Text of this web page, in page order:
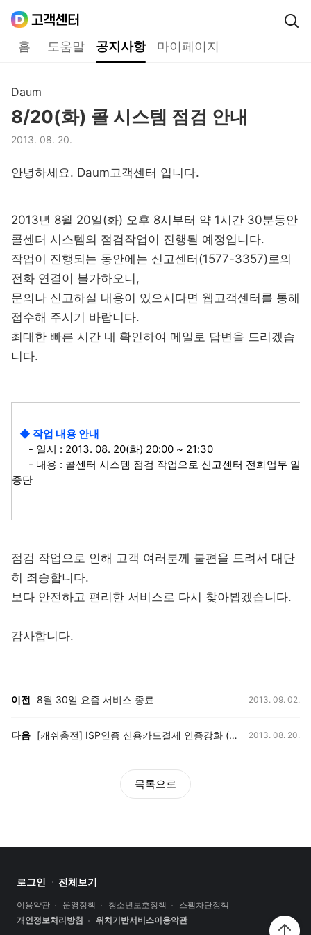
홈 도움말 공지사항 마이페이지
Daum
8/20(화) 콜 시스템 점검 안내
2013. 08. 20.
안녕하세요. Daum고객센터 입니다.
2013년 8월 20일(화) 오후 8시부터 약 1시간 30분동안
콜센터 시스템의 점검작업이 진행될 예정입니다.
작업이 진행되는 동안에는 신고센터(1577-3357)로의
전화 연결이 불가하오니,
문의나 신고하실 내용이 있으시다면 웹고객센터를 통해
접수해 주시기 바랍니다.
최대한 빠른 시간 내 확인하여 메일로 답변을 드리겠습
니다.
◆ 작업 내용 안내
- 일시 : 2013. 08. 20(화) 20:00 ~ 21:30
- 내용 : 콜센터 시스템 점검 작업으로 신고센터 전화업무 일시
중단
점검 작업으로 인해 고객 여러분께 불편을 드려서 대단
히 죄송합니다.
보다 안전하고 편리한 서비스로 다시 찾아뵙겠습니다.
감사합니다.
이전 8월 30일 요즘 서비스 종료 2013. 09. 02.
다음 [캐쉬충전] ISP인증 신용카드결제 인증강화 (8/12~) 2013. 08. 20.
목록으로
로그인 전체보기
이용약관 운영정책 청소년보호정책
스팸차단정책
개인정보처리방침
위치기반서비스이용약관